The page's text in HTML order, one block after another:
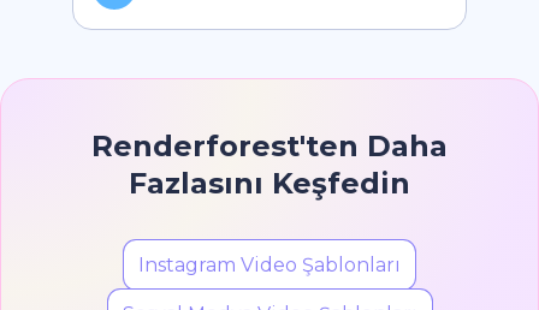
Renderforest'ten Daha
Fazlasını Keşfedin
Instagram Video Şablonları